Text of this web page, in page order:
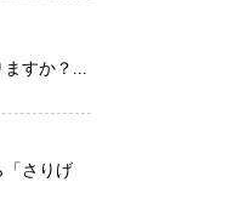
ますか？...
「さりげ